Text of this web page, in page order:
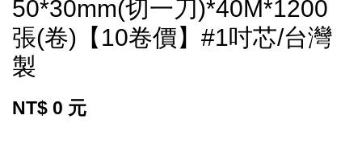
50*30mm(切一刀)*40M*1200
張(卷)【10卷價】#1吋芯/台灣
製
NT$ 0 元